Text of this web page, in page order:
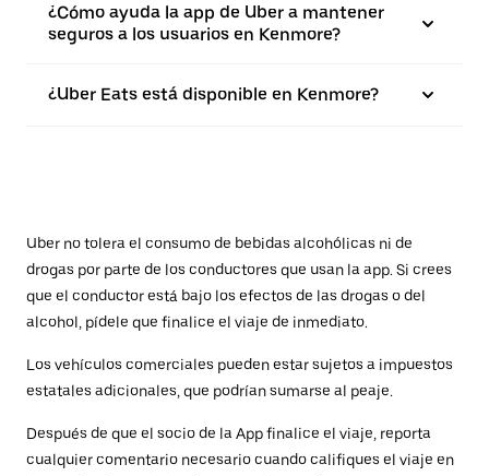
¿Cómo ayuda la app de Uber a mantener
seguros a los usuarios en Kenmore?
¿Uber Eats está disponible en Kenmore?
Uber no tolera el consumo de bebidas alcohólicas ni de
drogas por parte de los conductores que usan la app. Si crees
que el conductor está bajo los efectos de las drogas o del
alcohol, pídele que finalice el viaje de inmediato.
Los vehículos comerciales pueden estar sujetos a impuestos
estatales adicionales, que podrían sumarse al peaje.
Después de que el socio de la App finalice el viaje, reporta
cualquier comentario necesario cuando califiques el viaje en